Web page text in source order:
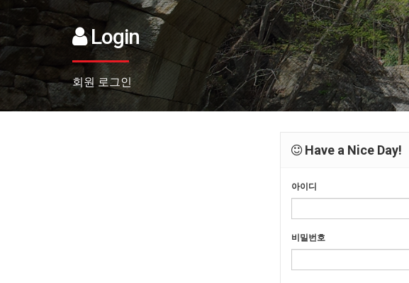
Login
회원 로그인
Have a Nice Day!
아이디
비밀번호